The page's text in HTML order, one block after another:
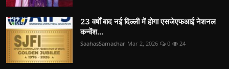
23 वर्षों बाद नई दिल्ली में होगा एसजेएफआई नेशनल
कन्वेंश...
SaahasSamachar Mar 2, 2026 0 24